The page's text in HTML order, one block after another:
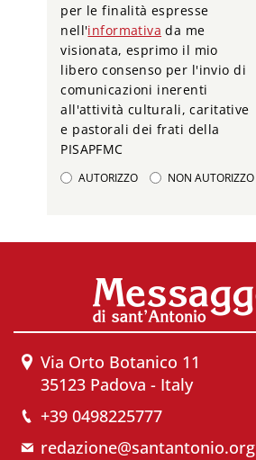
per le finalità espresse
nell'informativa da me
visionata, esprimo il mio
libero consenso per l'invio di
comunicazioni inerenti
all'attività culturali, caritative
e pastorali dei frati della
PISAPFMC
AUTORIZZO NON AUTORIZZO
Via Orto Botanico 11
35123 Padova - Italy
+39 0498225777
redazione@santantonio.org